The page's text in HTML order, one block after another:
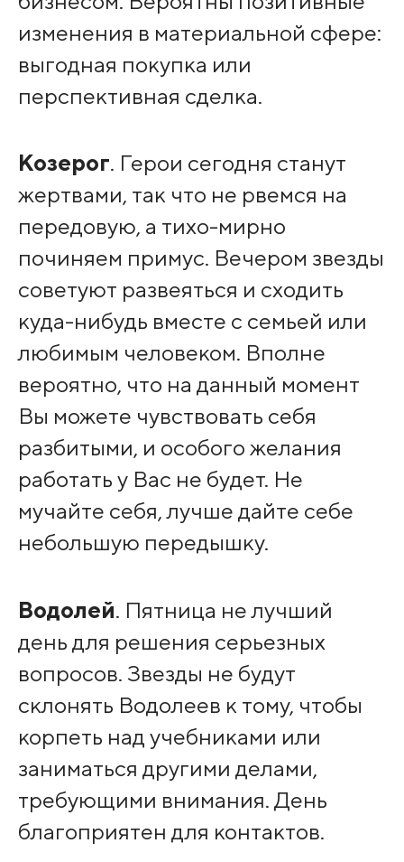
изменения в материальной сфере:
выгодная покупка или
перспективная сделка.
Козерог. Герои сегодня станут
жертвами, так что не рвемся на
передовую, а тихо-мирно
починяем примус. Вечером звезды
советуют развеяться и сходить
куда-нибудь вместе с семьей или
любимым человеком. Вполне
вероятно, что на данный момент
Вы можете чувствовать себя
разбитыми, и особого желания
работать у Вас не будет. Не
мучайте себя, лучше дайте себе
небольшую передышку.
Водолей. Пятница не лучший
день для решения серьезных
вопросов. Звезды не будут
склонять Водолеев к тому, чтобы
корпеть над учебниками или
заниматься другими делами,
требующими внимания. День
благоприятен для контактов.